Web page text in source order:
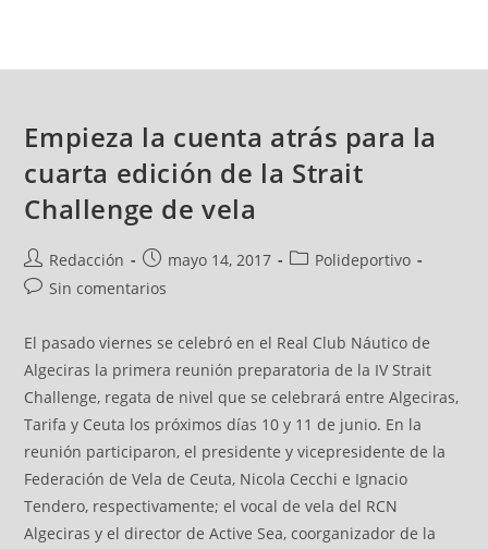
Empieza la cuenta atrás para la
cuarta edición de la Strait
Challenge de vela
Redacción mayo 14, 2017
Polideportivo
Sin comentarios
El pasado viernes se celebró en el Real Club Náutico de
Algeciras la primera reunión preparatoria de la IV Strait
Challenge, regata de nivel que se celebrará entre Algeciras,
Tarifa y Ceuta los próximos días 10 y 11 de junio. En la
reunión participaron, el presidente y vicepresidente de la
Federación de Vela de Ceuta, Nicola Cecchi e Ignacio
Tendero, respectivamente; el vocal de vela del RCN
Algeciras y el director de Active Sea, coorganizador de la